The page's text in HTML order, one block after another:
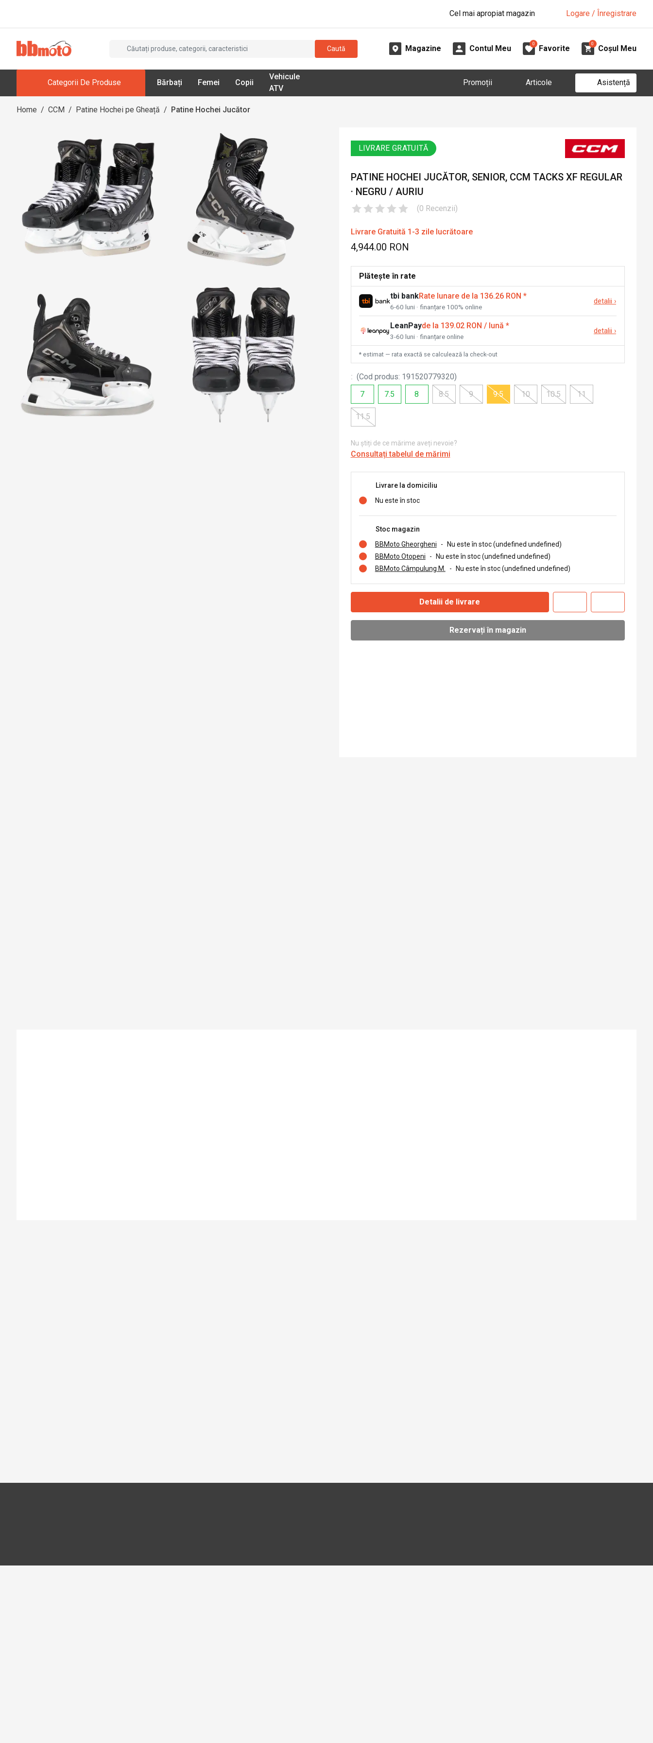
Cel mai apropiat magazin Logare / Înregistrare
Caută Magazine Contul Meu
0
Favorite
0
Coșul Meu
Categorii De Produse Bărbați Femei Copii
Vehicule
ATV
Promoții Articole Asistență
Home / CCM / Patine Hochei pe Gheață / Patine Hochei Jucător
LIVRARE GRATUITĂ
PATINE HOCHEI JUCĂTOR, SENIOR, CCM TACKS XF REGULAR
· NEGRU / AURIU
(0 Recenzii)
Livrare Gratuită 1-3 zile lucrătoare
4,944.00 RON
Plătește în rate
tbi bankRate lunare de la 136.26 RON *
6-60 luni · finanțare 100% online
detalii ›
LeanPayde la 139.02 RON / lună *
3-60 luni · finanțare online
detalii ›
* estimat — rata exactă se calculează la check-out
: (Cod produs: 191520779320)
7
7.5 8 8.5 9 9.5 10 10.5 11
11.5
Nu știți de ce mărime aveți nevoie?
Consultați tabelul de mărimi
Livrare la domiciliu
Nu este în stoc
Stoc magazin
BBMoto Gheorgheni
-
Nu este în stoc (undefined undefined)
BBMoto Otopeni
-
Nu este în stoc (undefined undefined)
BBMoto Câmpulung M.
- Nu este în stoc (undefined undefined)
Detalii de livrare
Rezervați în magazin